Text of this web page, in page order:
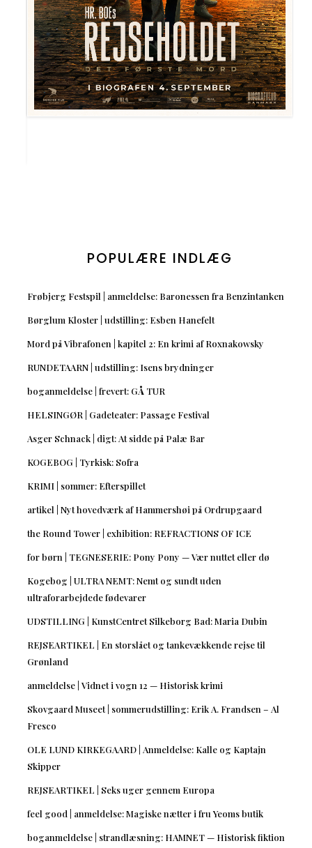
POPULÆRE INDLÆG
Frøbjerg Festspil | anmeldelse: Baronessen fra Benzintanken
Børglum Kloster | udstilling: Esben Hanefelt
Mord på Vibrafonen | kapitel 2: En krimi af Roxnakowsky
RUNDETAARN | udstilling: Isens brydninger
boganmeldelse | frevert: GÅ TUR
HELSINGØR | Gadeteater: Passage Festival
Asger Schnack | digt: At sidde på Palæ Bar
KOGEBOG | Tyrkisk: Sofra
KRIMI | sommer: Efterspillet
artikel | Nyt hovedværk af Hammershøi på Ordrupgaard
the Round Tower | exhibition: REFRACTIONS OF ICE
for børn | TEGNESERIE: Pony Pony — Vær nuttet eller dø
Kogebog | ULTRA NEMT: Nemt og sundt uden
ultraforarbejdede fødevarer
UDSTILLING | KunstCentret Silkeborg Bad: Maria Dubin
REJSEARTIKEL | En storslået og tankevækkende rejse til
Grønland
anmeldelse | Vidnet i vogn 12 — Historisk krimi
Skovgaard Museet | sommerudstilling: Erik A. Frandsen – Al
Fresco
OLE LUND KIRKEGAARD | Anmeldelse: Kalle og Kaptajn
Skipper
REJSEARTIKEL | Seks uger gennem Europa
feel good | anmeldelse: Magiske nætter i fru Yeoms butik
boganmeldelse | strandlæsning: HAMNET — Historisk fiktion